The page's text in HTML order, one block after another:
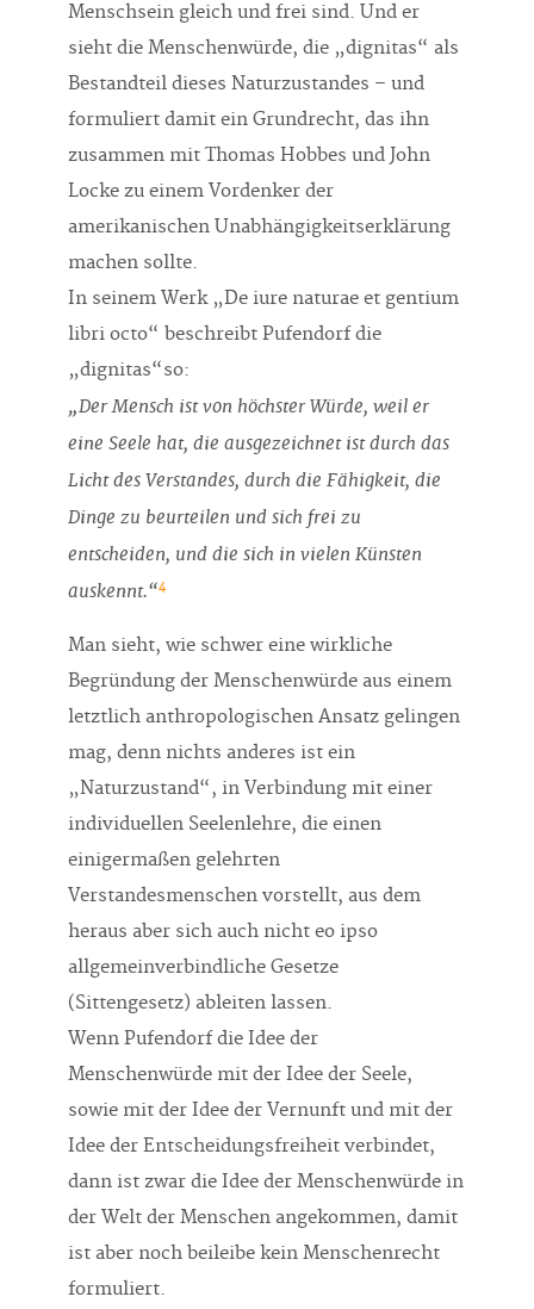
Menschsein gleich und frei sind. Und er
sieht die Menschenwürde, die „dignitas“ als
Bestandteil dieses Naturzustandes – und
formuliert damit ein Grundrecht, das ihn
zusammen mit Thomas Hobbes und John
Locke zu einem Vordenker der
amerikanischen Unabhängigkeitserklärung
machen sollte.
In seinem Werk „De iure naturae et gentium
libri octo“ beschreibt Pufendorf die
„dignitas“so:
„Der Mensch ist von höchster Würde, weil er
eine Seele hat, die ausgezeichnet ist durch das
Licht des Verstandes, durch die Fähigkeit, die
Dinge zu beurteilen und sich frei zu
entscheiden, und die sich in vielen Künsten
auskennt.“4
Man sieht, wie schwer eine wirkliche
Begründung der Menschenwürde aus einem
letztlich anthropologischen Ansatz gelingen
mag, denn nichts anderes ist ein
„Naturzustand“, in Verbindung mit einer
individuellen Seelenlehre, die einen
einigermaßen gelehrten
Verstandesmenschen vorstellt, aus dem
heraus aber sich auch nicht eo ipso
allgemeinverbindliche Gesetze
(Sittengesetz) ableiten lassen.
Wenn Pufendorf die Idee der
Menschenwürde mit der Idee der Seele,
sowie mit der Idee der Vernunft und mit der
Idee der Entscheidungsfreiheit verbindet,
dann ist zwar die Idee der Menschenwürde in
der Welt der Menschen angekommen, damit
ist aber noch beileibe kein Menschenrecht
formuliert.